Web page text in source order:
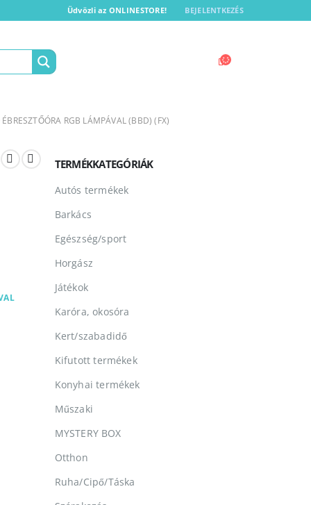
Üdvözli az ONLINESTORE! BEJELENTKEZÉS
RGB LÁMPÁVAL (BBD) (FX)
TERMÉKKATEGÓRIÁK
Autós termékek
Barkács
Egészség/sport
Horgász
Játékok
Karóra, okosóra
Kert/szabadidő
Kifutott termékek
Konyhai termékek
Műszaki
MYSTERY BOX
Otthon
Ruha/Cipő/Táska